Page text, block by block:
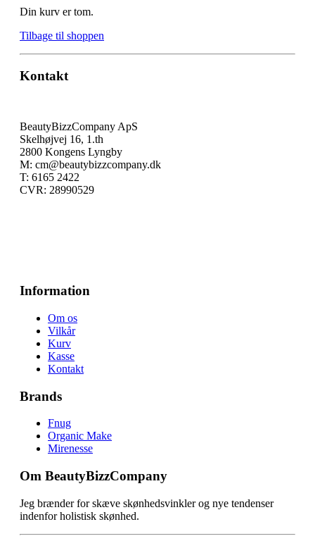
Din kurv er tom.
Tilbage til shoppen
Kontakt
BeautyBizzCompany ApS
Skelhøjvej 16, 1.th
2800 Kongens Lyngby
M: cm@beautybizzcompany.dk
T: 6165 2422
CVR: 28990529
Information
Om os
Vilkår
Kurv
Kasse
Kontakt
Brands
Fnug
Organic Make
Mirenesse
Om BeautyBizzCompany
Jeg brænder for skæve skønhedsvinkler og nye tendenser
indenfor holistisk skønhed.